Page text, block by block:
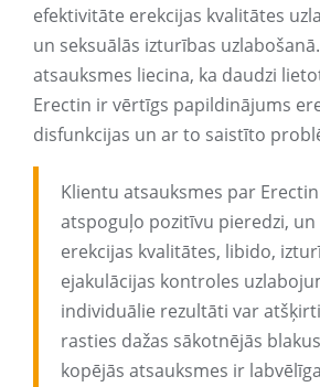
efektivitāte erekcijas kvalitātes
un seksuālās izturības
atsauksmes liecina, ka daudzi
Erectin ir vērtīgs papildinājums
disfunkcijas un ar to saistīto
Klientu atsauksmes par
atspoguļo pozitīvu pieredzi,
erekcijas kvalitātes, libido,
ejakulācijas kontroles
individuālie rezultāti var
rasties dažas sākotnējās
kopējās atsauksmes ir